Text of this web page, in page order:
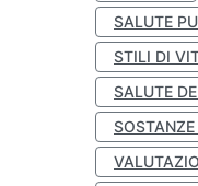
SALUTE
STILI DI
SALUTE